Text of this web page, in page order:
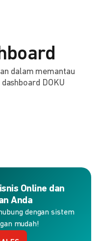
dalam memantau
DOKU
Online dan
Anda
dengan sistem
mudah!